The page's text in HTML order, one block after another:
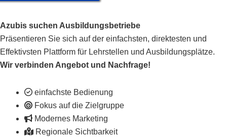
Azubis suchen Ausbildungsbetriebe
Präsentieren Sie sich auf der einfachsten, direktesten und
Effektivsten Plattform für Lehrstellen und Ausbildungsplätze.
Wir verbinden Angebot und Nachfrage!
einfachste Bedienung
Fokus auf die Zielgruppe
Modernes Marketing
Regionale Sichtbarkeit